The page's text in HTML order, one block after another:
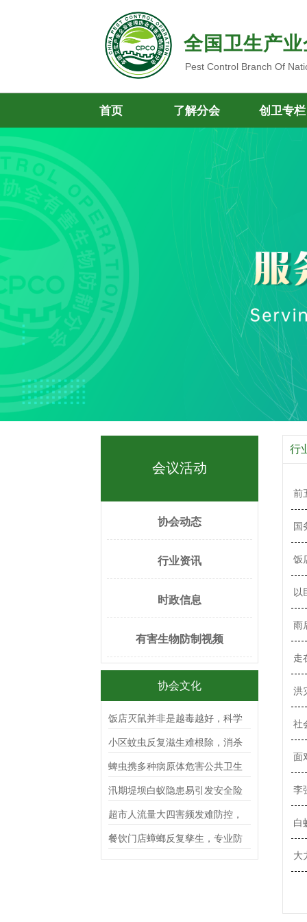
全国卫生产
Pest Control Branch Of
首页 了解分会 创卫专栏
会议活动
协会动态
行业资讯
时政信息
有害生物防制视频
协会文化
饭店灭鼠并非是越毒越好，科学
防制才是安全有效的做法
小区蚊虫反复滋生难根除，消杀
公司该如何长效阻断蚊虫入侵？
蜱虫携多种病原体危害公共卫生
安全，消杀公司如何科学开展综
合治理工作？
汛期堤坝白蚁隐患易引发安全险
情，消杀公司该如何科学排查筑
牢堤防防线？
超市人流量大四害频发难防控，
消杀公司该如何制定安全高效消
餐饮门店蟑螂反复孳生，专业防
制服务能否彻底根除？
行
前
国
饭
以
雨
走
洪
社
面
李
白
大